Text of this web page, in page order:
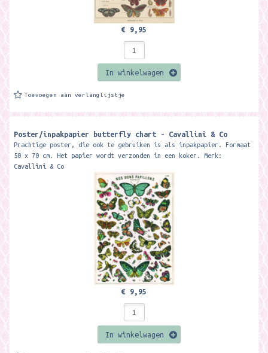
€ 9,95
In winkelwagen
Toevoegen aan verlanglijstje
Poster/inpakpapier butterfly chart - Cavallini & Co
Prachtige poster, die ook te gebruiken is als inpakpapier. Formaat
50 x 70 cm. Het papier wordt verzonden in een koker. Merk:
Cavallini & Co
€ 9,95
In winkelwagen